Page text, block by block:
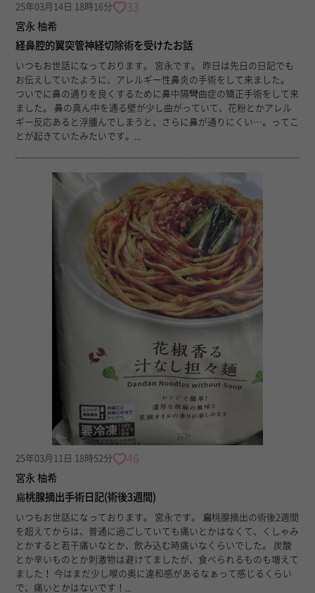
25年03月14日 18時16分 33
宮永 柚希
経鼻腔的翼突管神経切除術を受けたお話
いつもお世話になっております。 宮永です。 昨日は先日の日記でも
お伝えしていたように、アレルギー性鼻炎の手術をして来ました。
ついでに鼻の通りを良くするために鼻中隔彎曲症の矯正手術をして来
ました。 鼻の真ん中を通る壁が少し曲がっていて、花粉とかアレル
ギー反応あると浮腫んでしまうと、さらに鼻が通りにくい…。ってこ
とが起きていたみたいです。...
25年03月11日 18時52分 46
宮永 柚希
扁桃腺摘出手術日記(術後3週間)
いつもお世話になっております。 宮永です。 扁桃腺摘出の術後2週間
を超えてからは、普通に過ごしていても痛いとかはなくて、くしゃみ
とかすると若干痛いなとか、飲み込む時痛いなくらいでした。 炭酸
とか辛いものとか刺激物は避けてましたが、食べられるものも増えて
ました！ 今はまだ少し喉の奥に違和感があるなぁって感じるくらい
で、痛いとかはないです！...